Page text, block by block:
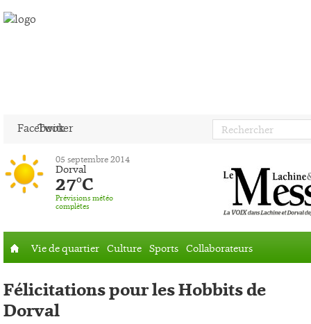
Facebook
Twitter
05 septembre 2014
Dorval
27°C
Prévisions météo
complètes
Vie de quartier Culture Sports Collaborateurs
Félicitations pour les Hobbits de
Dorval